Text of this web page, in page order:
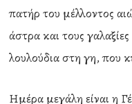
πατήρ του μέλλοντος
άστρα και τους
λουλούδια στη γη, που
Ημέρα μεγάλη είναι η